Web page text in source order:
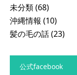
未分類(68)
沖縄情報 (10)
髪の毛の話(23)
公式facebook